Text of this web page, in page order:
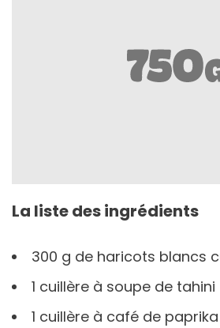
La liste des ingrédients
300 g de haricots blancs
1 cuillère à soupe de tahini
1 cuillère à café de